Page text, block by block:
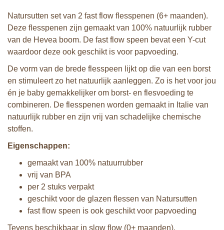
Natursutten set van 2 fast flow flesspenen (6+ maanden).
Deze flesspenen zijn gemaakt van 100% natuurlijk rubber
van de Hevea boom. De fast flow speen bevat een Y-cut
waardoor deze ook geschikt is voor papvoeding.
De vorm van de brede flesspeen lijkt op die van een borst
en stimuleert zo het natuurlijk aanleggen. Zo is het voor jou
én je baby gemakkelijker om borst- en flesvoeding te
combineren. De flesspenen worden gemaakt in Italie van
natuurlijk rubber en zijn vrij van schadelijke chemische
stoffen.
Eigenschappen:
gemaakt van 100% natuurrubber
vrij van BPA
per 2 stuks verpakt
geschikt voor de glazen flessen van Natursutten
fast flow speen is ook geschikt voor papvoeding
Tevens beschikbaar in slow flow (0+ maanden).